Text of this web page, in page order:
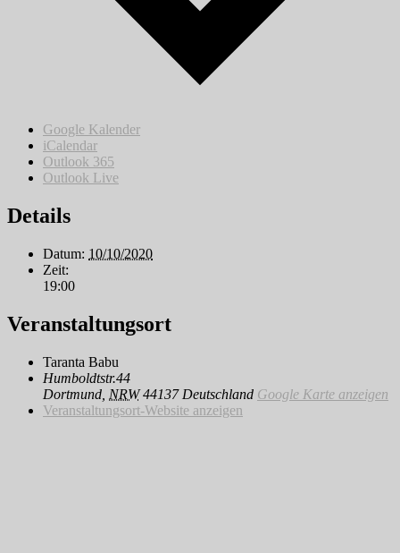
Google Kalender
iCalendar
Outlook 365
Outlook Live
Details
Datum: 10/10/2020
Zeit:
19:00
Veranstaltungsort
Taranta Babu
Humboldtstr.44
Dortmund NRW 44137 Deutschland Google Karte anzeigen
Veranstaltungsort-Website anzeigen